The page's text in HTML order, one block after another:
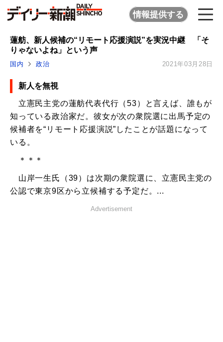
情報提供する
蓮舫、新人候補の“リモート応援演説”を実況中継 「そ
りゃないよね」という声
国内 政治 2021年03月28日
新人を無視
立憲民主党の蓮舫代表代行（53）と言えば、誰もが
知っている政治家だ。彼女が次の衆院選に出馬予定の
候補者を“リモート応援演説”したことが話題になって
いる。
＊＊＊
山岸一生氏（39）は次期の衆院選に、立憲民主党の
公認で東京9区から立候補する予定だ。...
Advertisement